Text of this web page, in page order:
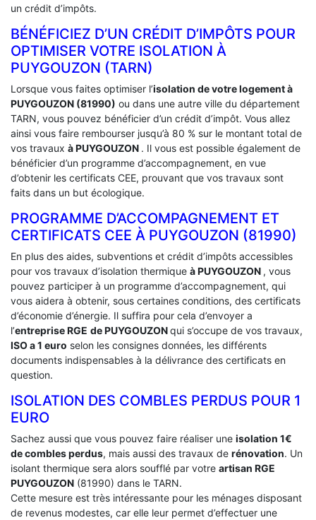
un crédit d’impôts.
BÉNÉFICIEZ D’UN CRÉDIT D’IMPÔTS POUR
OPTIMISER VOTRE ISOLATION À
‎PUYGOUZON (TARN)
Lorsque vous faites optimiser l’isolation de votre logement à
PUYGOUZON (81990) ou dans une autre ville du département
TARN, vous pouvez bénéficier d’un crédit d’impôt. Vous allez
ainsi vous faire rembourser jusqu’à 80 % sur le montant total de
vos travaux à PUYGOUZON . Il vous est possible également de
bénéficier d’un programme d’accompagnement, en vue
d’obtenir les certificats CEE, prouvant que vos travaux sont
faits dans un but écologique.
PROGRAMME D’ACCOMPAGNEMENT ET
CERTIFICATS CEE À ‎PUYGOUZON (81990)
En plus des aides, subventions et crédit d’impôts accessibles
pour vos travaux d’isolation thermique à PUYGOUZON , vous
pouvez participer à un programme d’accompagnement, qui
vous aidera à obtenir, sous certaines conditions, des certificats
d’économie d’énergie. Il suffira pour cela d’envoyer a
l’entreprise RGE de PUYGOUZONqui s’occupe de vos travaux,
ISO a 1 euro selon les consignes données, les différents
documents indispensables à la délivrance des certificats en
question.
ISOLATION DES COMBLES PERDUS POUR 1
EURO
Sachez aussi que vous pouvez faire réaliser une isolation 1€
de combles perdus, mais aussi des travaux de rénovation. Un
isolant thermique sera alors soufflé par votre artisan RGE
PUYGOUZON (81990) dans le TARN.
Cette mesure est très intéressante pour les ménages disposant
de revenus modestes, car elle leur permet d’effectuer une